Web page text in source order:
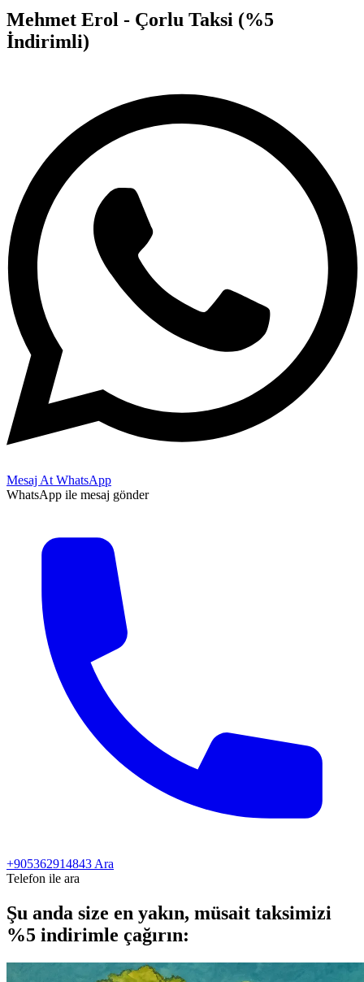
Mehmet Erol - Çorlu Taksi (%5
İndirimli)
Mesaj At WhatsApp
WhatsApp ile mesaj gönder
+905362914843 Ara
Telefon ile ara
Şu anda size en yakın, müsait taksimizi
%5 indirimle çağırın: